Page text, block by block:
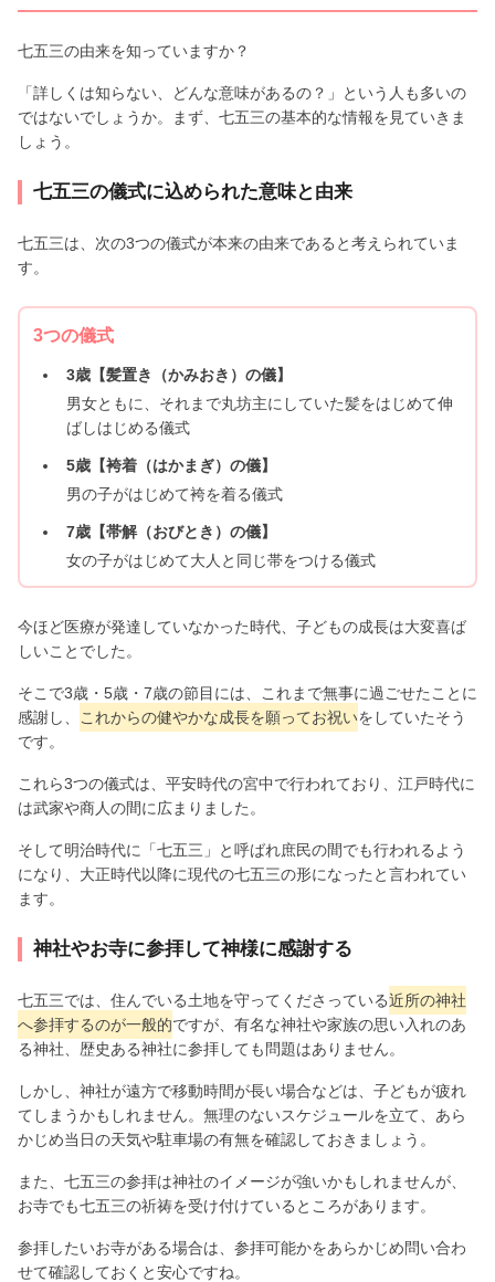
七五三の由来を知っていますか？
「詳しくは知らない、どんな意味があるの？」という人も多いの
ではないでしょうか。まず、七五三の基本的な情報を見ていきま
しょう。
七五三の儀式に込められた意味と由来
七五三は、次の3つの儀式が本来の由来であると考えられていま
す。
3つの儀式
3歳【髪置き（かみおき）の儀】
男女ともに、それまで丸坊主にしていた髪をはじめて伸
ばしはじめる儀式
5歳【袴着（はかまぎ）の儀】
男の子がはじめて袴を着る儀式
7歳【帯解（おびとき）の儀】
女の子がはじめて大人と同じ帯をつける儀式
今ほど医療が発達していなかった時代、子どもの成長は大変喜ば
しいことでした。
そこで3歳・5歳・7歳の節目には、これまで無事に過ごせたことに
感謝し、
これからの健やかな成長を願ってお祝いをしていたそう
です。
これら3つの儀式は、平安時代の宮中で行われており、江戸時代に
は武家や商人の間に広まりました。
そして明治時代に「七五三」と呼ばれ庶民の間でも行われるよう
になり、大正時代以降に現代の七五三の形になったと言われてい
ます。
神社やお寺に参拝して神様に感謝する
七五三では、住んでいる土地を守ってくださっている近所の神社
へ参拝するのが一般的ですが、有名な神社や家族の思い入れのあ
る神社、歴史ある神社に参拝しても問題はありません。
しかし、神社が遠方で移動時間が長い場合などは、子どもが疲れ
てしまうかもしれません。無理のないスケジュールを立て、あら
かじめ当日の天気や駐車場の有無を確認しておきましょう。
また、七五三の参拝は神社のイメージが強いかもしれませんが、
お寺でも七五三の祈祷を受け付けているところがあります。
参拝したいお寺がある場合は、参拝可能かをあらかじめ問い合わ
せて確認しておくと安心ですね。